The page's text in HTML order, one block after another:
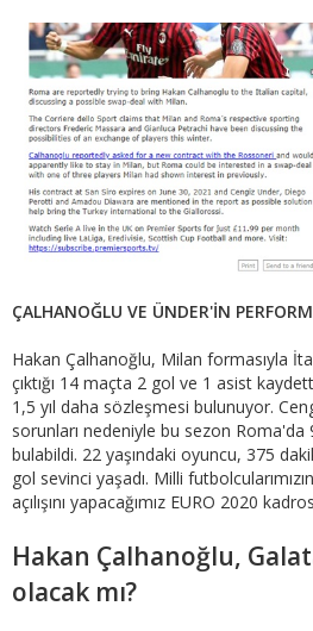
ÇALHANOĞLU VE ÜNDER'İN
Hakan Çalhanoğlu, Milan formasıyla
çıktığı 14 maçta 2 gol ve 1 asist
1,5 yıl daha sözleşmesi bulunuyor.
sorunları nedeniyle bu sezon
bulabildi. 22 yaşındaki oyuncu, 375
gol sevinci yaşadı. Milli
açılışını yapacağımız EURO 2020
Hakan Çalhanoğlu,
olacak mı?